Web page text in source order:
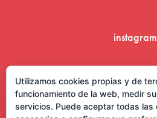
instagram
Utilizamos cookies propias y de
funcionamiento de la web, medir
servicios. Puede aceptar todas las